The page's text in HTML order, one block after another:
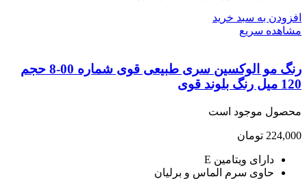
به سبد خرید
سریع
رنگ مو الوکسین سری طبیعی قوی شماره 00-8 حجم
قوی
موجود است
تومان
دارای ویتامین E
حاوی سرم الماس و برلیان